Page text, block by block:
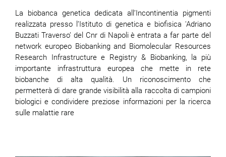
La biobanca genetica dedicata all’Incontinentia pigmenti
realizzata presso l’Istituto di genetica e biofisica 'Adriano
Buzzati Traverso’ del Cnr di Napoli è entrata a far parte del
network europeo Biobanking and Biomolecular Resources
Research Infrastructure e Registry & Biobanking, la più
importante infrastruttura europea che mette in rete
biobanche di alta qualità. Un riconoscimento che
permetterà di dare grande visibilità alla raccolta di campioni
biologici e condividere preziose informazioni per la ricerca
sulle malattie rare